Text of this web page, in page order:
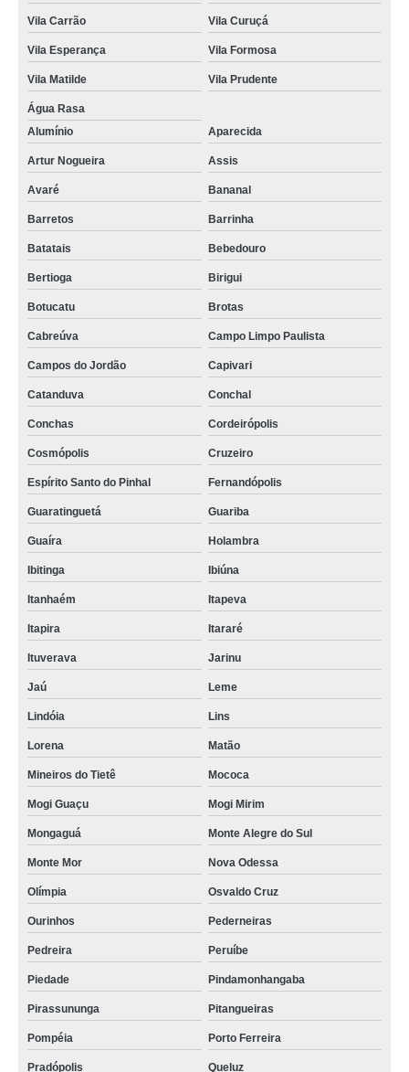
Vila Carrão Vila Curuçá
Vila Esperança Vila Formosa
Vila Matilde Vila Prudente
Água Rasa
Alumínio
Aparecida
Artur Nogueira Assis
Avaré Bananal
Barretos Barrinha
Batatais Bebedouro
Bertioga Birigui
Botucatu Brotas
Cabreúva Campo Limpo Paulista
Campos do Jordão Capivari
Catanduva Conchal
Conchas Cordeirópolis
Cosmópolis Cruzeiro
Espírito Santo do Pinhal Fernandópolis
Guaratinguetá Guariba
Guaíra Holambra
Ibitinga Ibiúna
Itanhaém Itapeva
Itapira Itararé
Ituverava Jarinu
Jaú Leme
Lindóia Lins
Lorena Matão
Mineiros do Tietê Mococa
Mogi Guaçu Mogi Mirim
Mongaguá Monte Alegre do Sul
Monte Mor Nova Odessa
Olímpia Osvaldo Cruz
Ourinhos Pederneiras
Pedreira Peruíbe
Piedade Pindamonhangaba
Pirassununga Pitangueiras
Pompéia Porto Ferreira
Pradópolis Queluz